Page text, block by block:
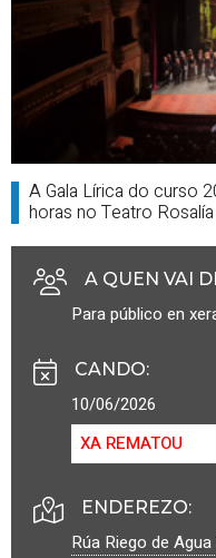
A Gala Lírica do curso
horas no Teatro
A QUEN VAI
Para público en
CANDO:
10/06/2026
XA REMATOU
ENDEREZO:
Rúa Riego de Agua